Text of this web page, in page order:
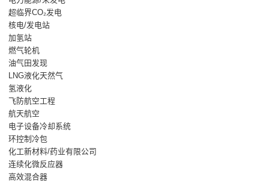
超临界CO₂发电
核电/发电站
加氢站
燃气轮机
油气田发现
LNG液化天然气
氢液化
飞防航空工程
航天航空
电子设备冷却系统
环控制冷包
化工新材料/药业有限公司
连续化微反应器
高效混合器